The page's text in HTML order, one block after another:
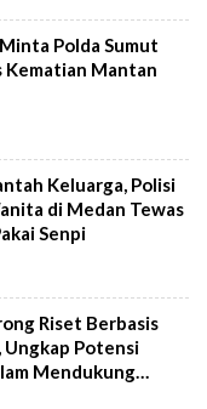
Polda Sumut
Kematian Mantan
Keluarga, Polisi
di Medan Tewas
Senpi
Riset Berbasis
Ungkap Potensi
Mendukung